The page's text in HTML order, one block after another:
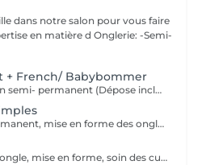
dans notre salon pour vous faire
en matière d Onglerie: -Semi-
+ French/ Babybommer
Réalisation d'une French en semi- permanent (Dépose inclus)
Dépose de vernis semi-permanent, mise en forme des ongles et soin des cuticules pour des mains nettes et soignées.
Préparation complète de l'ongle, mise en forme, soin des cuticules et pose gel chablon avec la couleur de votre choix.